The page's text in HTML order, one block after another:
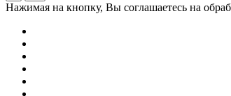
Нажимая на кнопку, Вы соглашаетесь на